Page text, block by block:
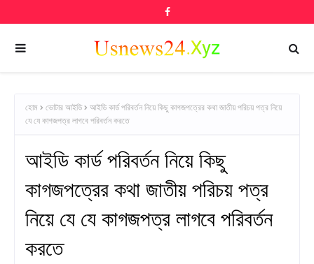
হোম ভোটার আইডি
আইডি কার্ড পরিবর্তন নিয়ে কিছু কাগজপত্রের কথা জাতীয় পরিচয় পত্র নিয়ে
যে যে কাগজপত্র লাগবে পরিবর্তন করতে
আইডি কার্ড পরিবর্তন নিয়ে কিছু
কাগজপত্রের কথা জাতীয় পরিচয় পত্র
নিয়ে যে যে কাগজপত্র লাগবে পরিবর্তন
করতে